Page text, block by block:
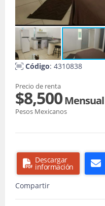
Código: 4310838
Precio de renta
$8,500Mensual
Pesos Mexicanos
Descargar
información
Compartir